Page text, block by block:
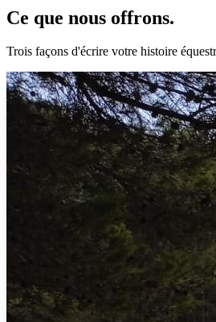
Ce que nous offrons.
Trois façons d'écrire votre histoire